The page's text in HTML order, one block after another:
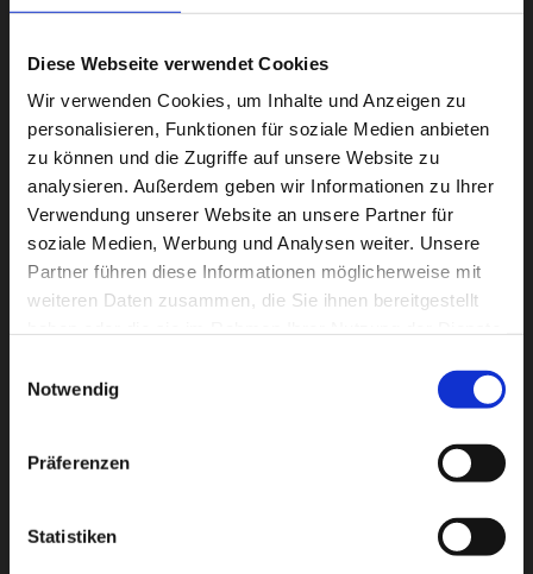
Diese Webseite verwendet Cookies
Wir verwenden Cookies, um Inhalte und Anzeigen zu
personalisieren, Funktionen für soziale Medien anbieten
zu können und die Zugriffe auf unsere Website zu
analysieren. Außerdem geben wir Informationen zu Ihrer
Verwendung unserer Website an unsere Partner für
soziale Medien, Werbung und Analysen weiter. Unsere
Partner führen diese Informationen möglicherweise mit
weiteren Daten zusammen, die Sie ihnen bereitgestellt
Notwendig
Präferenzen
Statistiken
ähnliche produkte